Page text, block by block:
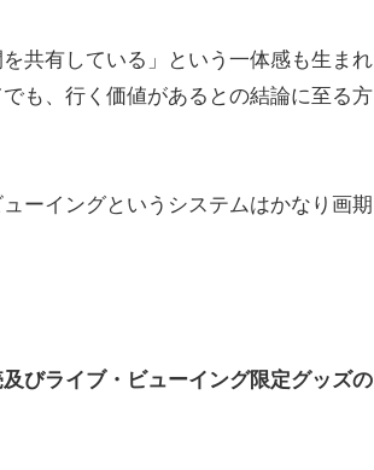
共有している」という一体感も生まれ
も、行く価値があるとの結論に至る方
ーイングというシステムはかなり画期
びライブ・ビューイング限定グッズの